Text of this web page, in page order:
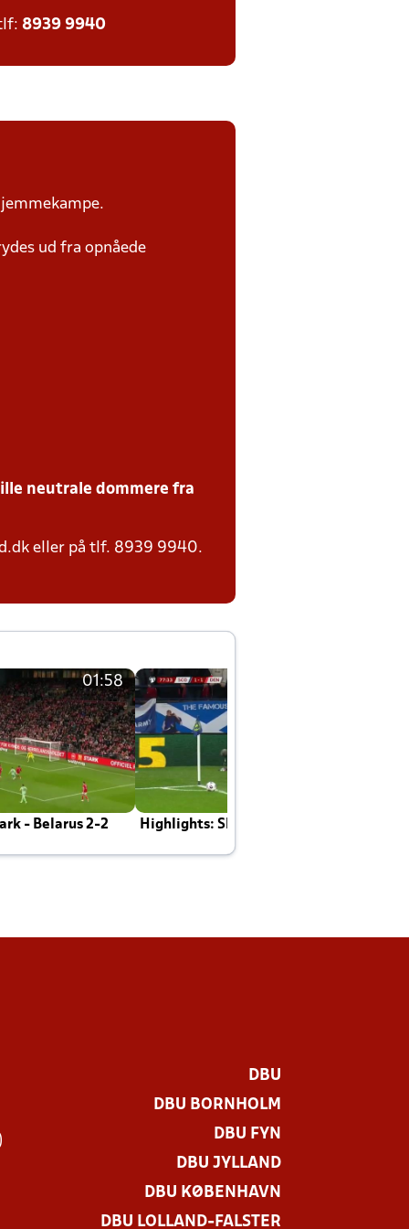
8939 9940
ud fra opnåede
neutrale dommere fra
eller på tlf. 8939 9940.
01:58
- Belarus 2-2 Highlights: Skotland - Danmark 4-2
DBU
DBU BORNHOLM
DBU FYN
DBU JYLLAND
DBU KØBENHAVN
DBU LOLLAND-FALSTER